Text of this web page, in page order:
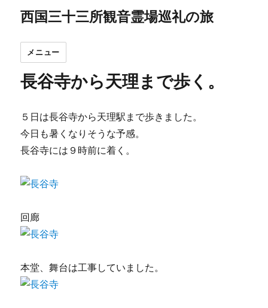
西国三十三所観音霊場巡礼の旅
メニュー
長谷寺から天理まで歩く。
５日は長谷寺から天理駅まで歩きました。
今日も暑くなりそうな予感。
長谷寺には９時前に着く。
回廊
本堂、舞台は工事していました。